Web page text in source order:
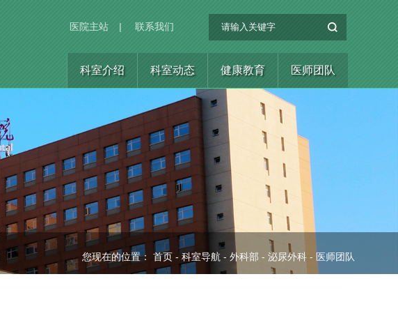
医院主站 | 联系我们
科室介绍 科室动态 健康教育 医师团队
您现在的位置： 首页 - 科室导航 - 外科部 - 泌尿外科 - 医师团队